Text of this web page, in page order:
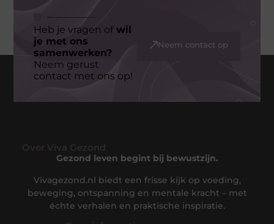
Heb je vragen ofwil
je met ons
samenwerken?
Neem gerust
contact met ons op!
Neem contact op
Over Viva Gezond
Gezond leven begint bij bewustzijn.
Vivagezond.nl biedt een frisse kijk op voeding,
beweging, ontspanning en mentale kracht – met
échte verhalen en praktische inspiratie.